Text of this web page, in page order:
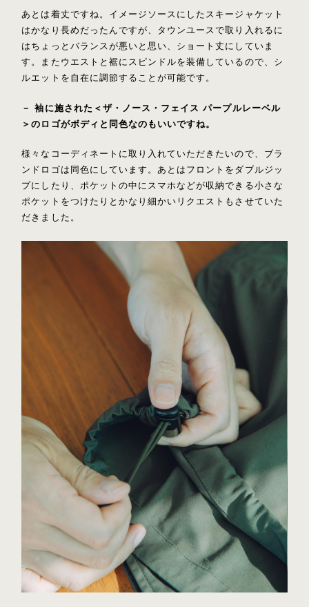
あとは着丈ですね。イメージソースにしたスキージャケット
はかなり長めだったんですが、タウンユースで取り入れるに
はちょっとバランスが悪いと思い、ショート丈にしていま
す。またウエストと裾にスピンドルを装備しているので、シ
ルエットを自在に調節することが可能です。
－ 袖に施された＜ザ・ノース・フェイス パープルレーベル
＞のロゴがボディと同色なのもいいですね。
様々なコーディネートに取り入れていただきたいので、ブラ
ンドロゴは同色にしています。あとはフロントをダブルジッ
プにしたり、ポケットの中にスマホなどが収納できる小さな
ポケットをつけたりとかなり細かいリクエストもさせていた
だきました。